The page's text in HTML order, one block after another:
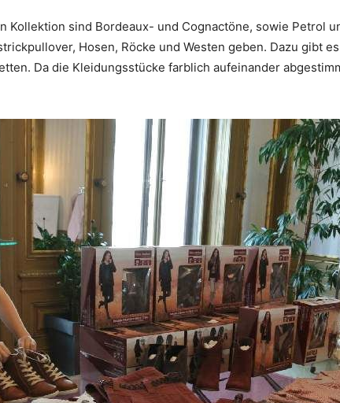
Kollektion sind Bordeaux- und Cognactöne, sowie Petrol
Hosen, Röcke und Westen geben. Dazu gibt
Da die Kleidungsstücke farblich aufeinander